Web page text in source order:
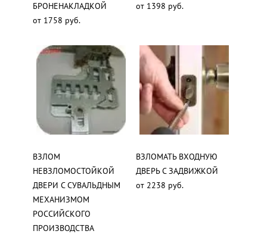
БРОНЕНАКЛАДКОЙ
от 1758 руб.
от 1398 руб.
ВЗЛОМ
НЕВЗЛОМОСТОЙКОЙ
ДВЕРИ С СУВАЛЬДНЫМ
МЕХАНИЗМОМ
РОССИЙСКОГО
ПРОИЗВОДСТВА
ВЗЛОМАТЬ ВХОДНУЮ
ДВЕРЬ С ЗАДВИЖКОЙ
от 2238 руб.